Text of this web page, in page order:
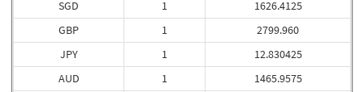
SGD
GBP
JPY
AUD
1
1
1
1
1626.4125
2799.960
12.830425
1465.9575